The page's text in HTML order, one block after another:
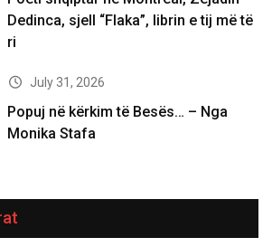
Dedinca, sjell “Flaka”, librin e tij më të
ri
July 31, 2026
Popuj në kërkim të Besës… – Nga
Monika Stafa